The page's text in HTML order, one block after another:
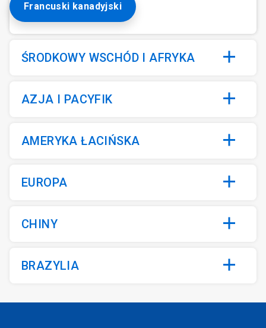
Francuski kanadyjski
ŚRODKOWY WSCHÓD I AFRYKA
AZJA I PACYFIK
AMERYKA ŁACIŃSKA
EUROPA
CHINY
BRAZYLIA